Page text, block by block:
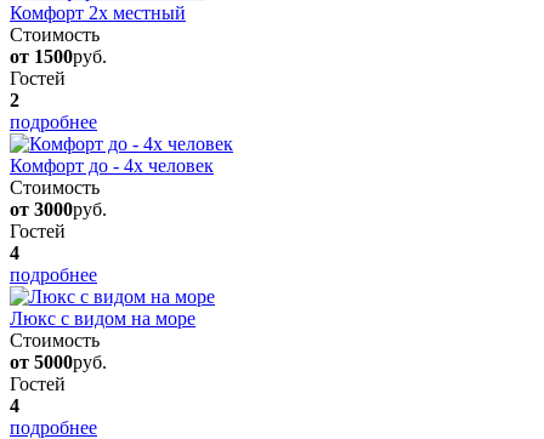
Комфорт 2х местный
Стоимость
от 1500руб.
Гостей
2
подробнее
Комфорт до - 4х человек
Стоимость
от 3000руб.
Гостей
4
подробнее
Люкс с видом на море
Стоимость
от 5000руб.
Гостей
4
подробнее